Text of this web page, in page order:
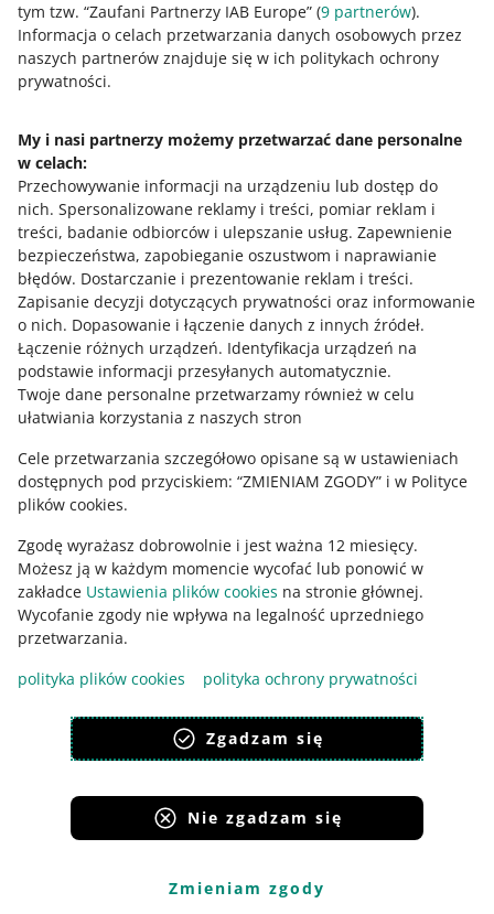
tym tzw. “Zaufani Partnerzy IAB Europe” (9 partnerów).
Informacja o celach przetwarzania danych osobowych przez
naszych partnerów znajduje się w ich politykach ochrony
prywatności.
My i nasi partnerzy możemy przetwarzać dane personalne
w celach:
Przechowywanie informacji na urządzeniu lub dostęp do
nich. Spersonalizowane reklamy i treści, pomiar reklam i
treści, badanie odbiorców i ulepszanie usług. Zapewnienie
bezpieczeństwa, zapobieganie oszustwom i naprawianie
błędów. Dostarczanie i prezentowanie reklam i treści.
Zapisanie decyzji dotyczących prywatności oraz informowanie
o nich. Dopasowanie i łączenie danych z innych źródeł.
Łączenie różnych urządzeń. Identyfikacja urządzeń na
podstawie informacji przesyłanych automatycznie.
Twoje dane personalne przetwarzamy również w celu
ułatwiania korzystania z naszych stron
Cele przetwarzania szczegółowo opisane są w ustawieniach
dostępnych pod przyciskiem: “ZMIENIAM ZGODY” i w Polityce
plików cookies.
Zgodę wyrażasz dobrowolnie i jest ważna 12 miesięcy.
Możesz ją w każdym momencie wycofać lub ponowić w
zakładce Ustawienia plików cookies na stronie głównej.
Wycofanie zgody nie wpływa na legalność uprzedniego
przetwarzania.
polityka plików cookies
polityka ochrony prywatności
Zgadzam się
Nie zgadzam się
Zmieniam zgody
0 1 2 3 4 5 6
Potrzebujesz pomocy?
Skontaktuj się z nami
Zapytaj społeczność
Zajrzyj na Allegro Gadane
Ta strona jest też dostępna w innych językach
wygląd:
Serwisy Grupy Allegro
Allegro.sk Allegro.hu Onedelivery.cz